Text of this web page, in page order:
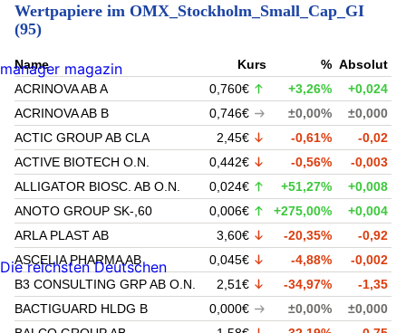
Wertpapiere im OMX_Stockholm_Small_Cap_GI
(95)
Name Kurs % Absolut
ACRINOVA AB A
0,760€ +3,26%
+0,024
ACRINOVA AB B
0,746€ ±0,00%
±0,000
ACTIC GROUP AB CLA
2,45€ -0,61%
-0,02
ACTIVE BIOTECH O.N.
0,442€ -0,56%
-0,003
ALLIGATOR BIOSC. AB O.N.
0,024€ +51,27%
+0,008
ANOTO GROUP SK-,60
0,006€ +275,00%
+0,004
ARLA PLAST AB
3,60€ -20,35%
-0,92
ASCELIA PHARMA AB
0,045€ -4,88%
-0,002
B3 CONSULTING GRP AB O.N.
2,51€ -34,97%
-1,35
BACTIGUARD HLDG B
0,000€ ±0,00%
±0,000
manager magazin
Die reichsten Deutschen